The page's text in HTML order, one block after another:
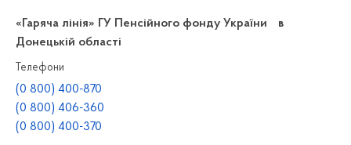
«Гаряча лінія» ГУ Пенсійного фонду України в
Донецькій області
Телефони
(0 800) 400-870
(0 800) 406-360
(0 800) 400-370